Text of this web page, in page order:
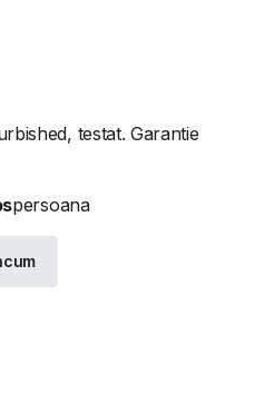
testat. Garantie
persoana